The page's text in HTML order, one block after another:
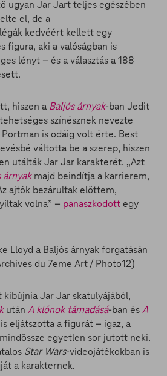
ugyan Jar Jart teljes egészében
el, de a
kedvéért kellett egy
figura, aki a valóságban is
lényt – és a választás a 188
hiszen a Baljós árnyak-ban Jedit
színésznek nevezte
is odáig volt érte. Best
váltotta be a szerep, hiszen
utálták Jar Jar karakterét. „Azt
árnyakmajd beindítja a karrierem,
ajtók bezárultak előttem,
volna” – panaszkodott egy
Jar Jar skatulyájából,
után A klónok támadásá-ban ésA
eljátszotta a figurát – igaz, a
egyetlen sor jutott neki.
Star Wars-videojátékokban is
a karakternek.